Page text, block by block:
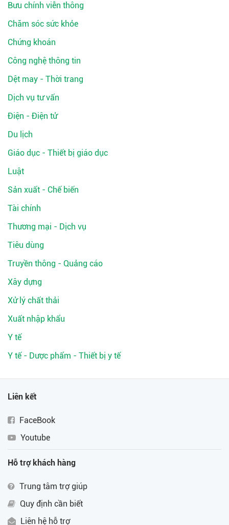
Bưu chính viễn thông
Chăm sóc sức khỏe
Chứng khoán
Công nghệ thông tin
Dệt may - Thời trang
Dịch vụ tư vấn
Điện - Điện tử
Du lịch
Giáo dục - Thiết bị giáo dục
Luật
Sản xuất - Chế biến
Tài chính
Thương mại - Dịch vụ
Tiêu dùng
Truyền thông - Quảng cáo
Xây dựng
Xử lý chất thải
Xuất nhập khẩu
Y tế
Y tế - Dược phẩm - Thiết bị y tế
Liên kết
FaceBook
Youtube
Hỗ trợ khách hàng
Trung tâm trợ giúp
Quy định cần biết
Liên hệ hỗ trợ